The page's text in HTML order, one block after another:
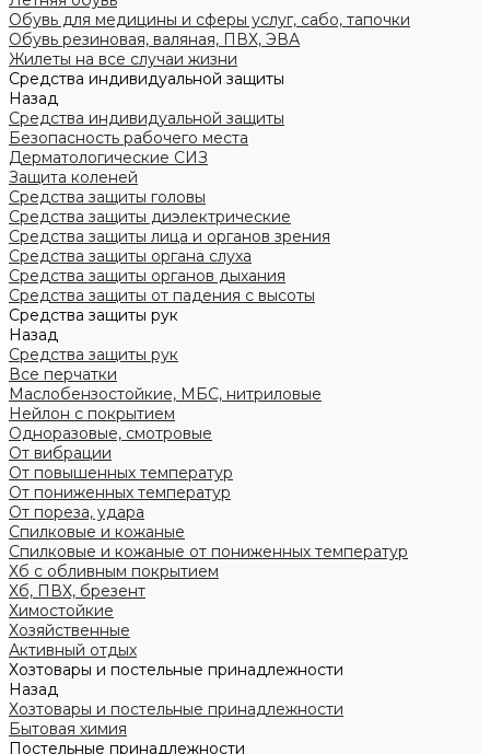
Обувь для медицины и сферы услуг, сабо, тапочки
Обувь резиновая, валяная, ПВХ, ЭВА
Жилеты на все случаи жизни
Средства индивидуальной защиты
Назад
Средства индивидуальной защиты
Безопасность рабочего места
Дерматологические СИЗ
Защита коленей
Средства защиты головы
Средства защиты диэлектрические
Средства защиты лица и органов зрения
Средства защиты органа слуха
Средства защиты органов дыхания
Средства защиты от падения с высоты
Средства защиты рук
Назад
Средства защиты рук
Все перчатки
Маслобензостойкие, МБС, нитриловые
Нейлон с покрытием
Одноразовые, смотровые
От вибрации
От повышенных температур
От пониженных температур
От пореза, удара
Спилковые и кожаные
Спилковые и кожаные от пониженных температур
Хб с обливным покрытием
Хб, ПВХ, брезент
Химостойкие
Хозяйственные
Активный отдых
Хозтовары и постельные принадлежности
Назад
Хозтовары и постельные принадлежности
Бытовая химия
Постельные принадлежности